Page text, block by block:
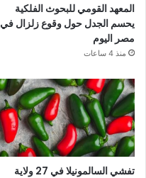
المعهد القومي للبحوث الفلكية
يحسم الجدل حول وقوع زلزال في
مصر اليوم
منذ 4 ساعات
تفشي السالمونيلا في 27 ولاية